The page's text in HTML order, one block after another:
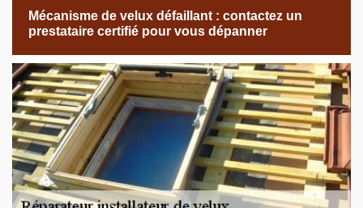
Mécanisme de velux défaillant : contactez un
prestataire certifié pour vous dépanner